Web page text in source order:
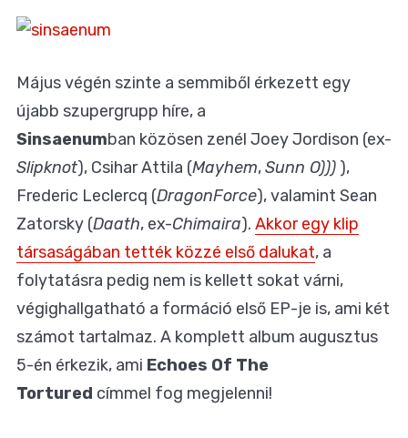
BLOG
Május végén szinte a semmiből érkezett egy
újabb szupergrupp híre, a
Sinsaenumban közösen zenél Joey Jordison (ex-
Slipknot), Csihar Attila (Mayhem,Sunn O))) ),
Frederic Leclercq (DragonForce), valamint Sean
Zatorsky (Daath, ex-Chimaira). Akkor egy klip
társaságában tették közzé első dalukat, a
folytatásra pedig nem is kellett sokat várni,
végighallgatható a formáció első EP-je is, ami két
számot tartalmaz. A komplett album augusztus
5-én érkezik, ami Echoes Of The
Tortured címmel fog megjelenni!